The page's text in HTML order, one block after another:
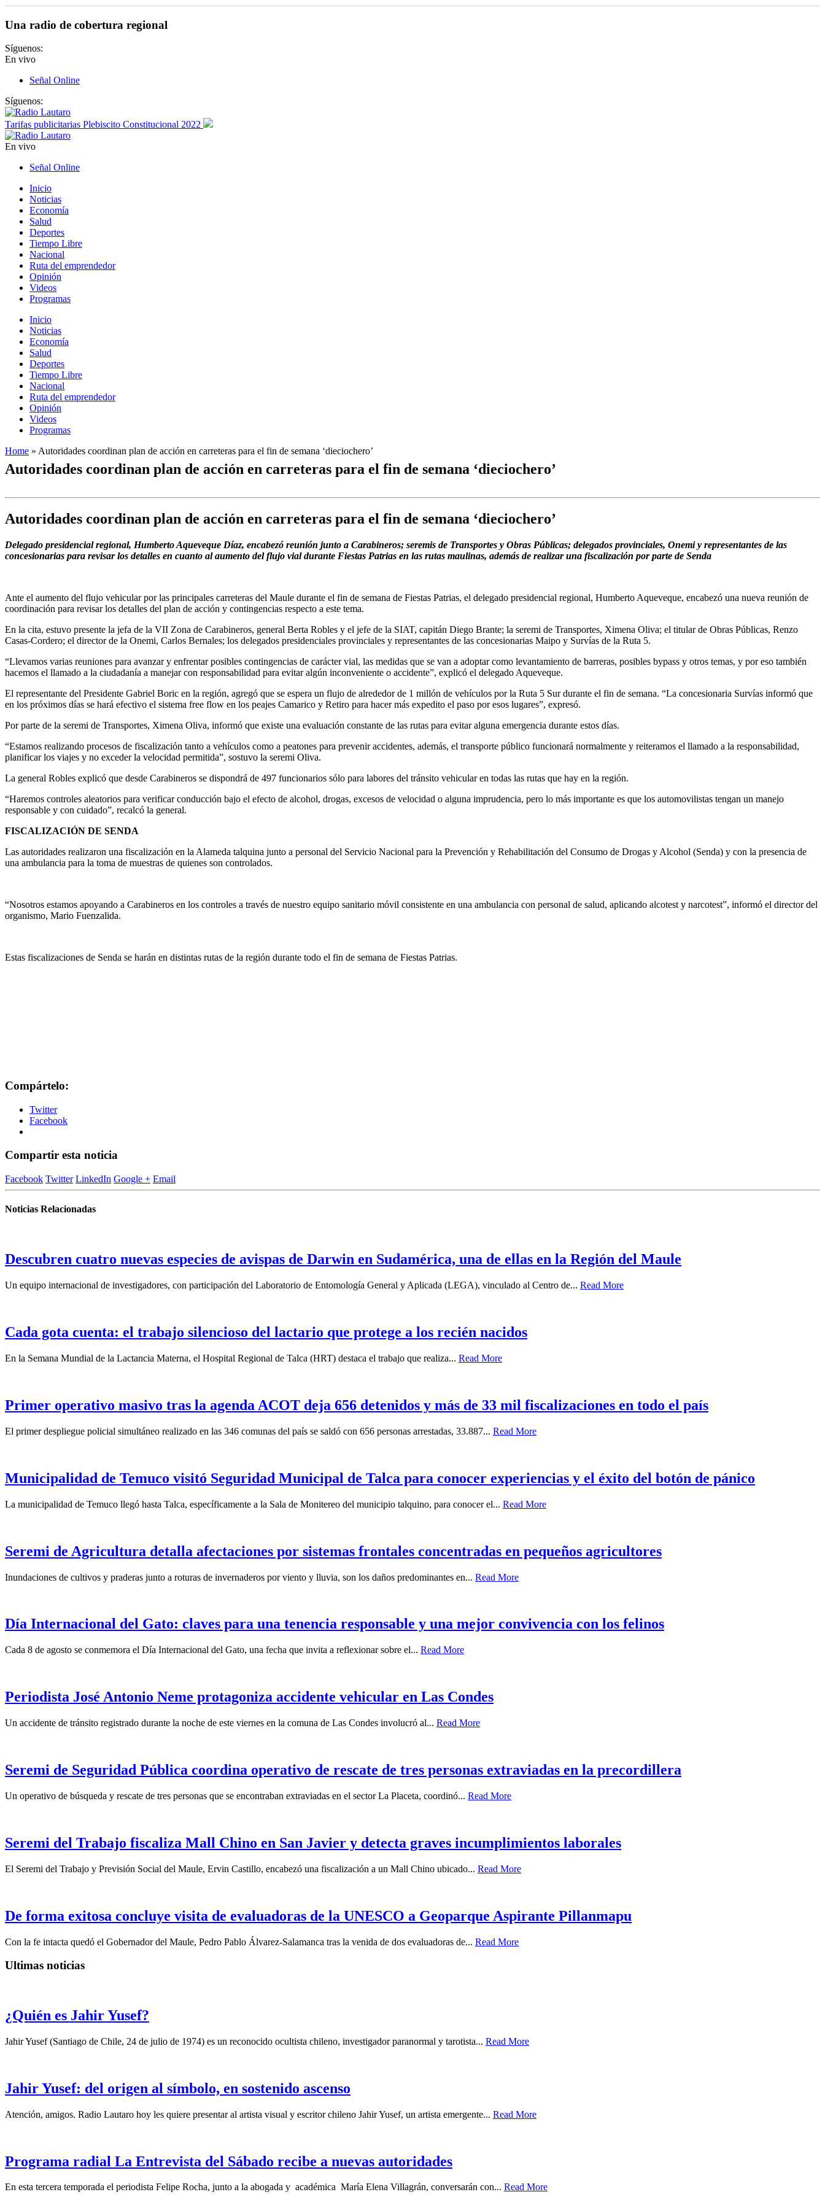
Una radio de cobertura regional
Síguenos:
En vivo
Señal Online
Síguenos:
Tarifas publicitarias Plebiscito Constitucional 2022
En vivo
Señal Online
Inicio
Noticias
Economía
Salud
Deportes
Tiempo Libre
Nacional
Ruta del emprendedor
Opinión
Videos
Programas
Inicio
Noticias
Economía
Salud
Deportes
Tiempo Libre
Nacional
Ruta del emprendedor
Opinión
Videos
Programas
Home » Autoridades coordinan plan de acción en carreteras para el fin de semana ‘dieciochero’
Autoridades coordinan plan de acción en carreteras para el fin de semana ‘dieciochero’
Autoridades coordinan plan de acción en carreteras para el fin de semana ‘dieciochero’
Delegado presidencial regional, Humberto Aqueveque Díaz, encabezó reunión junto a Carabineros; seremis de Transportes y Obras Públicas; delegados provinciales, Onemi y representantes de las
concesionarias para revisar los detalles en cuanto al aumento del flujo vial durante Fiestas Patrias en las rutas maulinas, además de realizar una fiscalización por parte de Senda
Ante el aumento del flujo vehicular por las principales carreteras del Maule durante el fin de semana de Fiestas Patrias, el delegado presidencial regional, Humberto Aqueveque, encabezó una nueva reunión de
coordinación para revisar los detalles del plan de acción y contingencias respecto a este tema.
En la cita, estuvo presente la jefa de la VII Zona de Carabineros, general Berta Robles y el jefe de la SIAT, capitán Diego Brante; la seremi de Transportes, Ximena Oliva; el titular de Obras Públicas, Renzo
Casas-Cordero; el director de la Onemi, Carlos Bernales; los delegados presidenciales provinciales y representantes de las concesionarias Maipo y Survías de la Ruta 5.
“Llevamos varias reuniones para avanzar y enfrentar posibles contingencias de carácter vial, las medidas que se van a adoptar como levantamiento de barreras, posibles bypass y otros temas, y por eso también
hacemos el llamado a la ciudadanía a manejar con responsabilidad para evitar algún inconveniente o accidente”, explicó el delegado Aqueveque.
El representante del Presidente Gabriel Boric en la región, agregó que se espera un flujo de alrededor de 1 millón de vehículos por la Ruta 5 Sur durante el fin de semana. “La concesionaria Survías informó que
en los próximos días se hará efectivo el sistema free flow en los peajes Camarico y Retiro para hacer más expedito el paso por esos lugares”, expresó.
Por parte de la seremi de Transportes, Ximena Oliva, informó que existe una evaluación constante de las rutas para evitar alguna emergencia durante estos días.
“Estamos realizando procesos de fiscalización tanto a vehículos como a peatones para prevenir accidentes, además, el transporte público funcionará normalmente y reiteramos el llamado a la responsabilidad,
planificar los viajes y no exceder la velocidad permitida”, sostuvo la seremi Oliva.
La general Robles explicó que desde Carabineros se dispondrá de 497 funcionarios sólo para labores del tránsito vehicular en todas las rutas que hay en la región.
“Haremos controles aleatorios para verificar conducción bajo el efecto de alcohol, drogas, excesos de velocidad o alguna imprudencia, pero lo más importante es que los automovilistas tengan un manejo
responsable y con cuidado”, recalcó la general.
FISCALIZACIÓN DE SENDA
Las autoridades realizaron una fiscalización en la Alameda talquina junto a personal del Servicio Nacional para la Prevención y Rehabilitación del Consumo de Drogas y Alcohol (Senda) y con la presencia de
una ambulancia para la toma de muestras de quienes son controlados.
“Nosotros estamos apoyando a Carabineros en los controles a través de nuestro equipo sanitario móvil consistente en una ambulancia con personal de salud, aplicando alcotest y narcotest”, informó el director del
organismo, Mario Fuenzalida.
Estas fiscalizaciones de Senda se harán en distintas rutas de la región durante todo el fin de semana de Fiestas Patrias.
Compártelo:
Twitter
Facebook
Compartir esta noticia
Facebook Twitter LinkedIn Google + Email
Noticias Relacionadas
Descubren cuatro nuevas especies de avispas de Darwin en Sudamérica, una de ellas en la Región del Maule
Un equipo internacional de investigadores, con participación del Laboratorio de Entomología General y Aplicada (LEGA), vinculado al Centro de... Read More
Cada gota cuenta: el trabajo silencioso del lactario que protege a los recién nacidos
En la Semana Mundial de la Lactancia Materna, el Hospital Regional de Talca (HRT) destaca el trabajo que realiza... Read More
Primer operativo masivo tras la agenda ACOT deja 656 detenidos y más de 33 mil fiscalizaciones en todo el país
El primer despliegue policial simultáneo realizado en las 346 comunas del país se saldó con 656 personas arrestadas, 33.887... Read More
Municipalidad de Temuco visitó Seguridad Municipal de Talca para conocer experiencias y el éxito del botón de pánico
La municipalidad de Temuco llegó hasta Talca, específicamente a la Sala de Monitereo del municipio talquino, para conocer el... Read More
Seremi de Agricultura detalla afectaciones por sistemas frontales concentradas en pequeños agricultores
Inundaciones de cultivos y praderas junto a roturas de invernaderos por viento y lluvia, son los daños predominantes en... Read More
Día Internacional del Gato: claves para una tenencia responsable y una mejor convivencia con los felinos
Cada 8 de agosto se conmemora el Día Internacional del Gato, una fecha que invita a reflexionar sobre el... Read More
Periodista José Antonio Neme protagoniza accidente vehicular en Las Condes
Un accidente de tránsito registrado durante la noche de este viernes en la comuna de Las Condes involucró al... Read More
Seremi de Seguridad Pública coordina operativo de rescate de tres personas extraviadas en la precordillera
Un operativo de búsqueda y rescate de tres personas que se encontraban extraviadas en el sector La Placeta, coordinó... Read More
Seremi del Trabajo fiscaliza Mall Chino en San Javier y detecta graves incumplimientos laborales
El Seremi del Trabajo y Previsión Social del Maule, Ervin Castillo, encabezó una fiscalización a un Mall Chino ubicado... Read More
De forma exitosa concluye visita de evaluadoras de la UNESCO a Geoparque Aspirante Pillanmapu
Con la fe intacta quedó el Gobernador del Maule, Pedro Pablo Álvarez-Salamanca tras la venida de dos evaluadoras de... Read More
Ultimas noticias
¿Quién es Jahir Yusef?
Jahir Yusef (Santiago de Chile, 24 de julio de 1974) es un reconocido ocultista chileno, investigador paranormal y tarotista... Read More
Jahir Yusef: del origen al símbolo, en sostenido ascenso
Atención, amigos. Radio Lautaro hoy les quiere presentar al artista visual y escritor chileno Jahir Yusef, un artista emergente... Read More
Programa radial La Entrevista del Sábado recibe a nuevas autoridades
En esta tercera temporada el periodista Felipe Rocha, junto a la abogada y académica María Elena Villagrán, conversarán con... Read More